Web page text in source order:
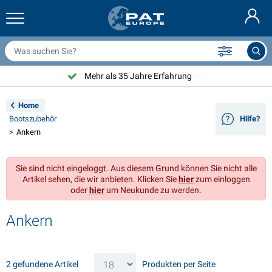
& Zubehör
beleuchtung
Beleuchtung Aspöck
Beleuchtung Radex
Innenraum
& Solarartikel
& 24V Zubehör
Ganz- & Halbgaragen
& Wohnmobil außenbereich
& Wohnmobil innenbereich
zubehör
zubehör
und Beschläge
und Schäkel
und Zubehör
& Feuer-Löschdecken
Freien
Produkten
Nederlands
English
Français
Norsk
Mehr als 35 Jahre Erfahrung
Home
Bootszubehör
Ankern
Hilfe?
Sie sind nicht eingeloggt. Aus diesem Grund können Sie nicht alle
Artikel sehen, die wir anbieten. Klicken Siehierzum einloggen
oderhier um Neukunde zu werden.
Ankern
2 gefundene Artikel Produkten per Seite